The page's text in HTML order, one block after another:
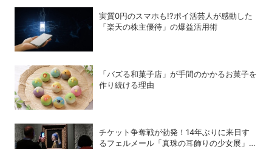
実質0円のスマホも!?ポイ活芸人が感動した
「楽天の株主優待」の爆益活用術
「バズる和菓子店」が手間のかかるお菓子を
作り続ける理由
チケット争奪戦が勃発！14年ぶりに来日す
るフェルメール「真珠の耳飾りの少女展」の